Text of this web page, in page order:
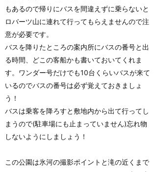
もあるので帰りにバスを間違えずに乗らないと
ロバーツ山に連れて行ってもらえませんので注
意が必要です。
バスを降りたところの案内所にバスの番号と出
る時間、どこの客船かも書いておいてくれま
す。ワンダー号だけでも10台くらいバスが来て
いるのでバスの番号は必ず覚えておきましょ
う！
バスは乗客を降ろすと敷地内から出て行ってし
まうので(駐車場にも止まっていません)忘れ物
しないようにしましょう！
この公園は氷河の撮影ポイントと滝の近くまで